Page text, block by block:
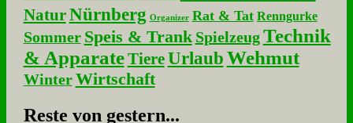
NaturNürnberg Organizer Rat & Tat Renngurke
Sommer Speis & Trank Spielzeug Technik
& Apparate Tiere UrlaubWehmut
Winter Wirtschaft
Re­ste von ge­stern...